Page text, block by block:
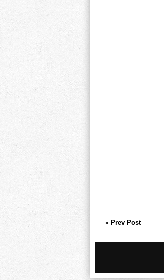
« Prev Post